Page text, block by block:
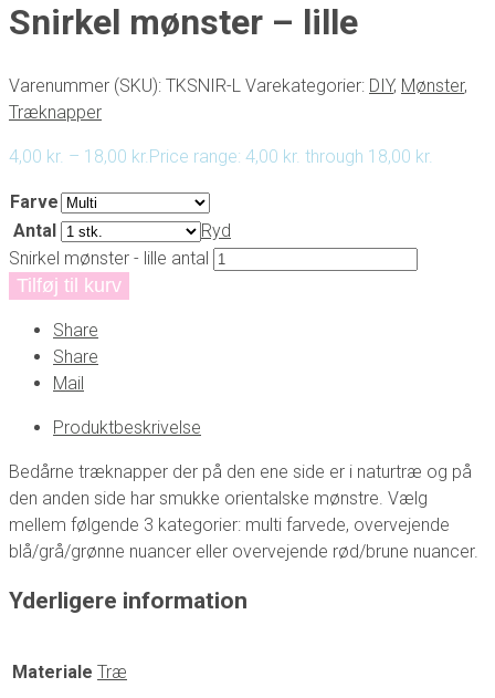
Snirkel mønster – lille
Varenummer (SKU): TKSNIR-L Varekategorier: DIY, Mønster,
Træknapper
4,00 kr. – 18,00 kr.Price range: 4,00 kr. through 18,00 kr.
Farve
Antal
Ryd
Snirkel mønster - lille antal
Tilføj til kurv
Share
Share
Mail
Produktbeskrivelse
Bedårne træknapper der på den ene side er i naturtræ og på
den anden side har smukke orientalske mønstre. Vælg
mellem følgende 3 kategorier: multi farvede, overvejende
blå/grå/grønne nuancer eller overvejende rød/brune nuancer.
Yderligere information
Materiale Træ